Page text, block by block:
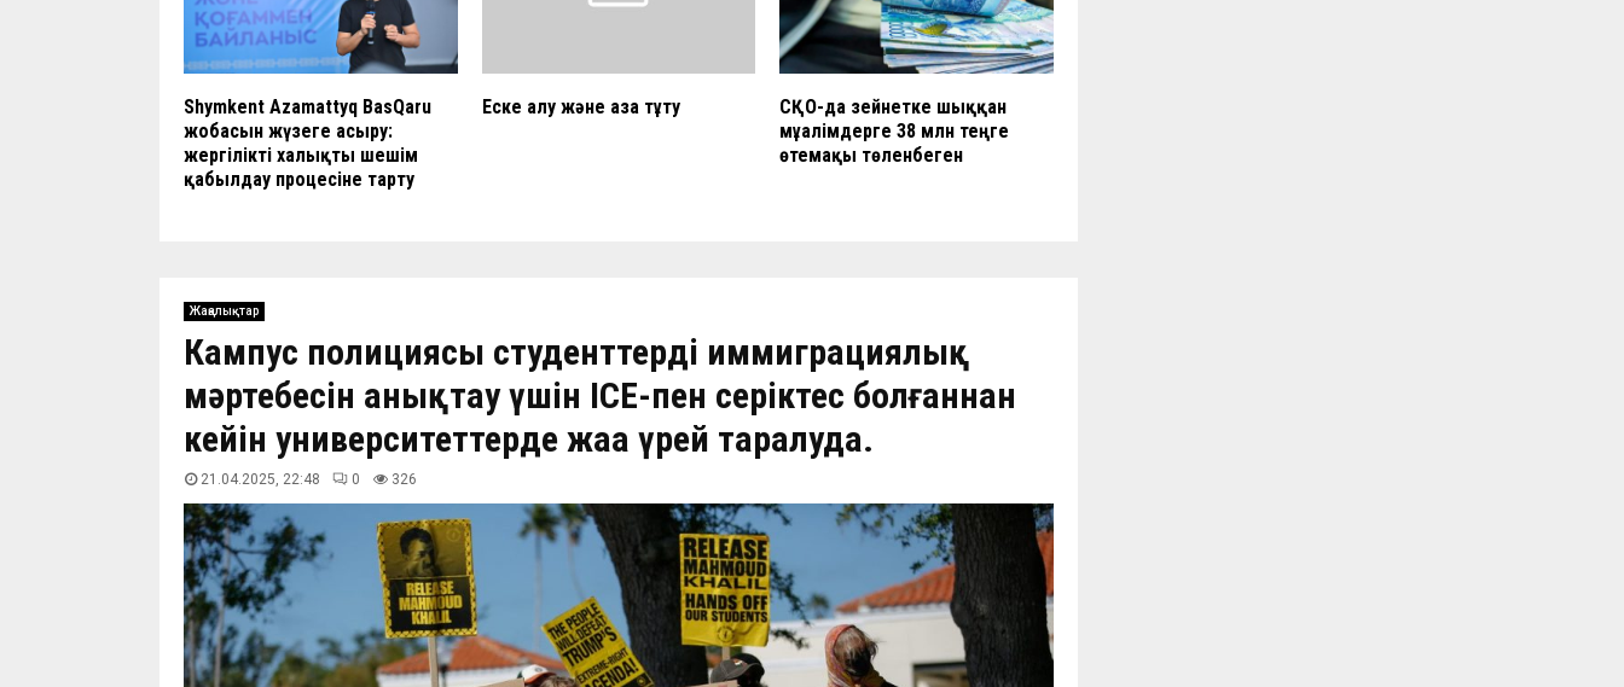
Shymkent Azamattyq BasQaru
жобасын жүзеге асыру:
жергілікті халықты шешім
қабылдау процесіне тарту
Еске алу және аза тұту
СҚО-да зейнетке шыққан
мұғалімдерге 38 млн теңге
өтемақы төленбеген
Жаңалықтар
Кампус полициясы студенттердің иммиграциялық
мәртебесін анықтау үшін ICE-пен серіктес болғаннан
кейін университеттерде жаңа үрей таралуда.
21.04.2025, 22:48 0 326